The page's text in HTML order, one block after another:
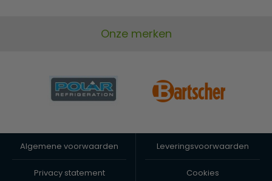
Onze merken
Algemene voorwaarden Leveringsvoorwaarden
Privacy statement Cookies